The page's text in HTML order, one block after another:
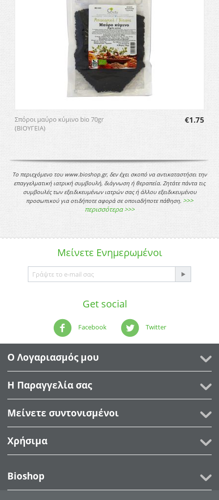
Σπόροι μαύρο κύμινο bio 70gr
(ΒΙΟΥΓΕΙΑ)
€1.75
Το περιεχόμενο του www.bioshop.gr, δεν έχει σκοπό να αντικαταστήσει την
επαγγελματική ιατρική συμβουλή, διάγνωση ή θεραπεία. Ζητάτε πάντα τις
συμβουλές των εξειδικευμένων ιατρών σας ή άλλου εξειδικευμένου
προσωπικού για οτιδήποτε αφορά σε οποιαδήποτε πάθηση. >>>
περισσότερα >>>
Μείνετε Ενημερωμένοι
Get social
Facebook Twitter
Ο Λογαριασμός μου
Η Παραγγελία σας
Μείνετε συντονισμένοι
Χρήσιμα
Bioshop